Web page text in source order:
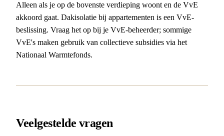
Alleen als je op de bovenste verdieping woont en de VvE
akkoord gaat. Dakisolatie bij appartementen is een VvE-
beslissing. Vraag het op bij je VvE-beheerder; sommige
VvE's maken gebruik van collectieve subsidies via het
Nationaal Warmtefonds.
Veelgestelde vragen